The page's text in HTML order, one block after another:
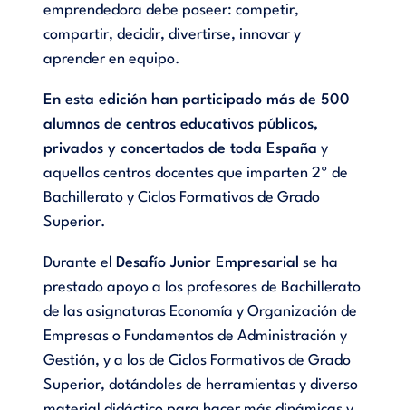
emprendedora debe poseer: competir,
compartir, decidir, divertirse, innovar y
aprender en equipo.
En esta edición han participado más de 500
alumnos de centros educativos públicos,
privados y concertados de toda España y
aquellos centros docentes que imparten 2º de
Bachillerato y Ciclos Formativos de Grado
Superior.
Durante el Desafío Junior Empresarial se ha
prestado apoyo a los profesores de Bachillerato
de las asignaturas Economía y Organización de
Empresas o Fundamentos de Administración y
Gestión, y a los de Ciclos Formativos de Grado
Superior, dotándoles de herramientas y diverso